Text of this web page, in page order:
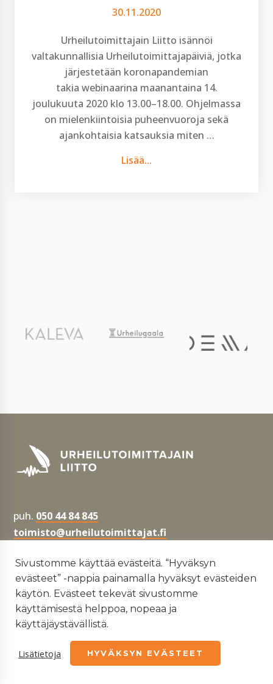
30.11.2020
Urheilutoimittajain Liitto isännöi
valtakunnallisia Urheilutoimittajapäiviä, jotka
järjestetään koronapandemian
takia webinaarina maanantaina 14.
joulukuuta 2020 klo 13.00–18.00. Ohjelmassa
on mielenkiintoisia puheenvuoroja sekä
ajankohtaisia katsauksia miten …
Lisää...
puh. 050 44 84 845
toimisto@urheilutoimittajat.fi
00250 Helsinki, Suomi, Finland
Tietosuojaseloste
Sivustomme käyttää evästeitä. “Hyväksyn
evästeet” -nappia painamalla hyväksyt evästeiden
käytön. Evästeet tekevät sivustomme
käyttämisestä helppoa, nopeaa ja
käyttäjäystävällistä.
Lisätietoja HYVÄKSYN EVÄSTEET